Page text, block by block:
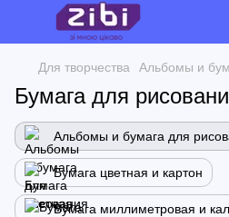
Для творчества Альбомы и
Бумага для
Альбомы и бумага для
Бумага цветная и картон
Бумага миллиметровая и